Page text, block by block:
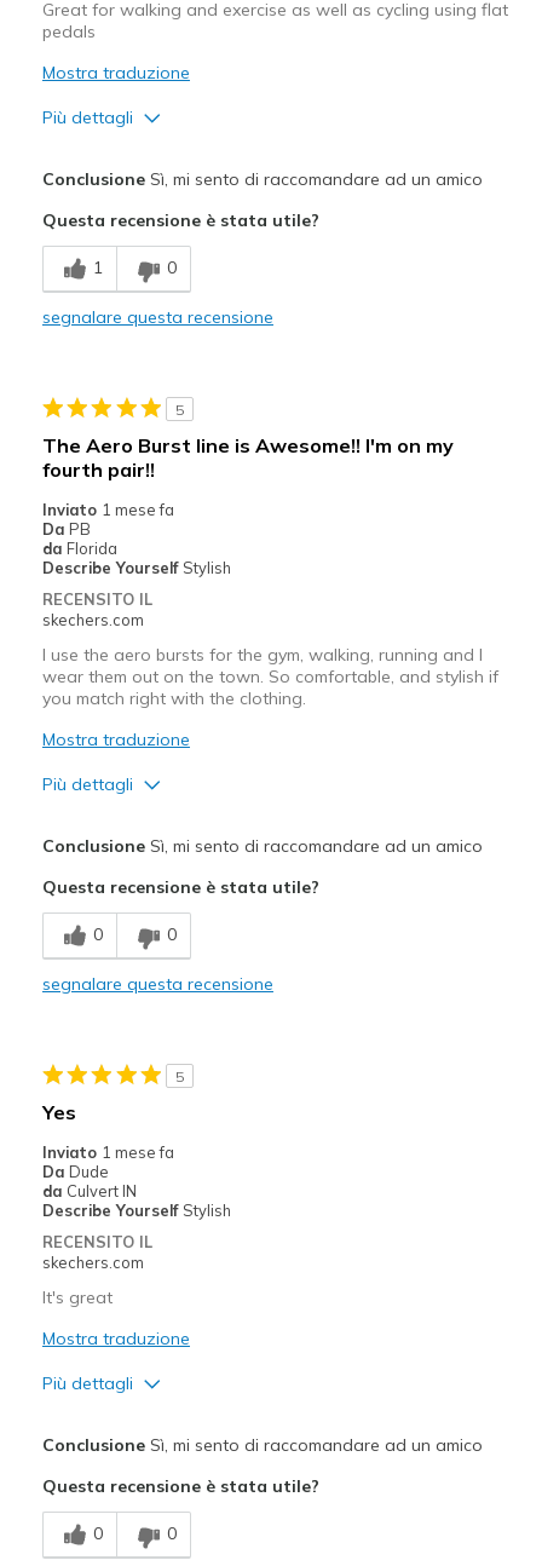
Great for walking and exercise as well as cycling using flat
pedals
Mostra traduzione
Più dettagli
Migliori Utilizzi:
Casual Wear
ConclusioneSì, mi sento di raccomandare ad un amico
Questa recensione è stata utile?
1 0
segnalare questa recensione
5
The Aero Burst line is Awesome!! I'm on my
fourth pair!!
Inviato 1 mese fa
Da PB
da Florida
Describe Yourself Stylish
RECENSITO IL
skechers.com
I use the aero bursts for the gym, walking, running and I
wear them out on the town. So comfortable, and stylish if
you match right with the clothing.
Mostra traduzione
Più dettagli
Breathe Well
Comfortable
Running
Width
Sizing
ConclusioneSì, mi sento di raccomandare ad un amico
Questa recensione è stata utile?
0 0
segnalare questa recensione
5
Yes
Inviato 1 mese fa
Da Dude
da Culvert IN
Describe Yourself Stylish
RECENSITO IL
skechers.com
It's great
Mostra traduzione
Più dettagli
Breathe Well
Comfortable
ConclusioneSì, mi sento di raccomandare ad un amico
Questa recensione è stata utile?
0 0